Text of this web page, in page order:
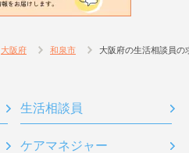
大阪府 和泉市 大阪府の生活相談員の
生活相談員
ケアマネジャー